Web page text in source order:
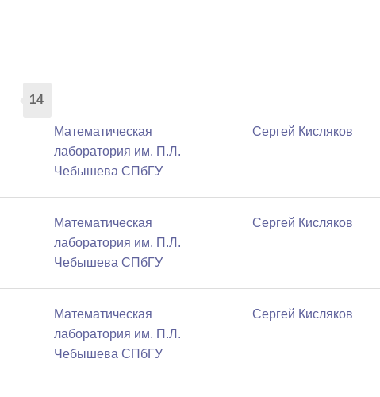
14
Математичеcкая
лаборатория им. П.Л.
Чебышева СПбГУ
Сергей Кисляков
Математичеcкая
лаборатория им. П.Л.
Чебышева СПбГУ
Сергей Кисляков
Математичеcкая
лаборатория им. П.Л.
Чебышева СПбГУ
Сергей Кисляков